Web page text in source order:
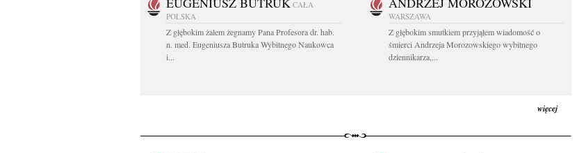
CAŁA
POLSKA
Z głębokim żalem żegnamy Pana Profesora dr. hab.
n. med. Eugeniusza Butruka Wybitnego Naukowca
i...
WARSZAWA
Z głębokim smutkiem przyjąłem wiadomość o
śmierci Andrzeja Morozowskiego wybitnego
dziennikarza,...
więcej